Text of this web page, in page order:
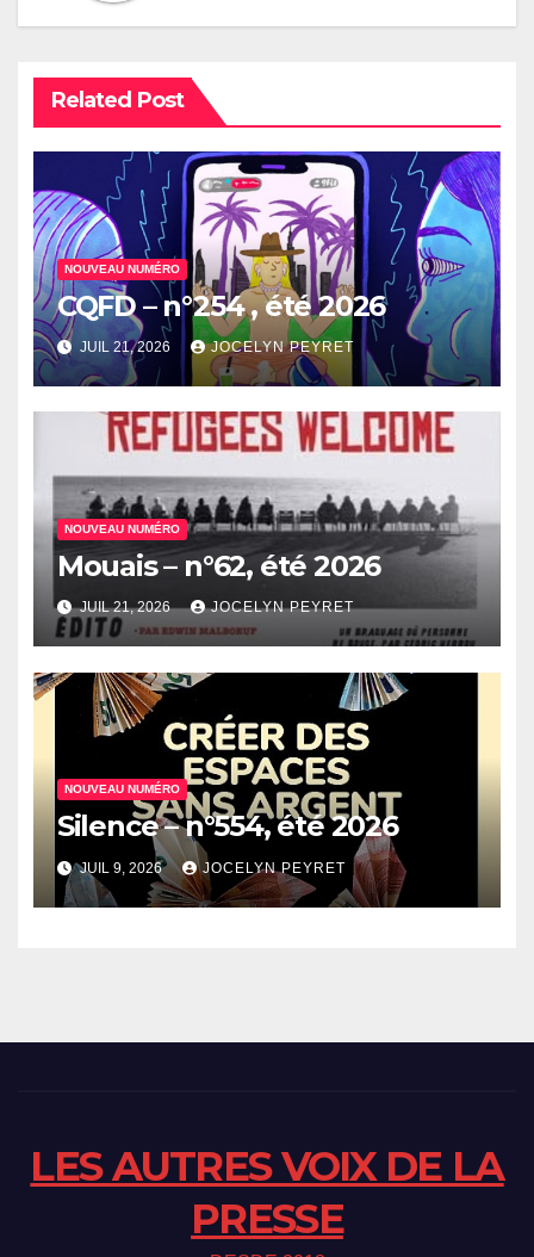
Related Post
NOUVEAU NUMÉRO
CQFD – n°254 , été 2026
JUIL 21, 2026 JOCELYN PEYRET
NOUVEAU NUMÉRO
Mouais – n°62, été 2026
JUIL 21, 2026 JOCELYN PEYRET
NOUVEAU NUMÉRO
Silence – n°554, été 2026
JUIL 9, 2026 JOCELYN PEYRET
LES AUTRES VOIX DE LA
PRESSE